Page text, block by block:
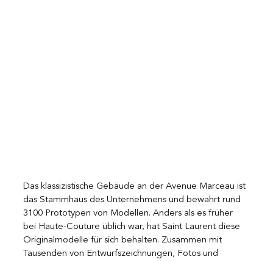
Das klassizistische Gebäude an der Avenue Marceau ist
das Stammhaus des Unternehmens und bewahrt rund
3100 Prototypen von Modellen. Anders als es früher
bei Haute-Couture üblich war, hat Saint Laurent diese
Originalmodelle für sich behalten. Zusammen mit
Tausenden von Entwurfszeichnungen, Fotos und